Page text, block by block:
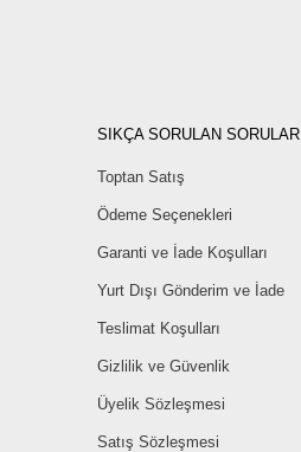
SIKÇA SORULAN SORULAR
Toptan Satış
Ödeme Seçenekleri
Garanti ve İade Koşulları
Yurt Dışı Gönderim ve İade
Teslimat Koşulları
Gizlilik ve Güvenlik
Üyelik Sözleşmesi
Satış Sözleşmesi